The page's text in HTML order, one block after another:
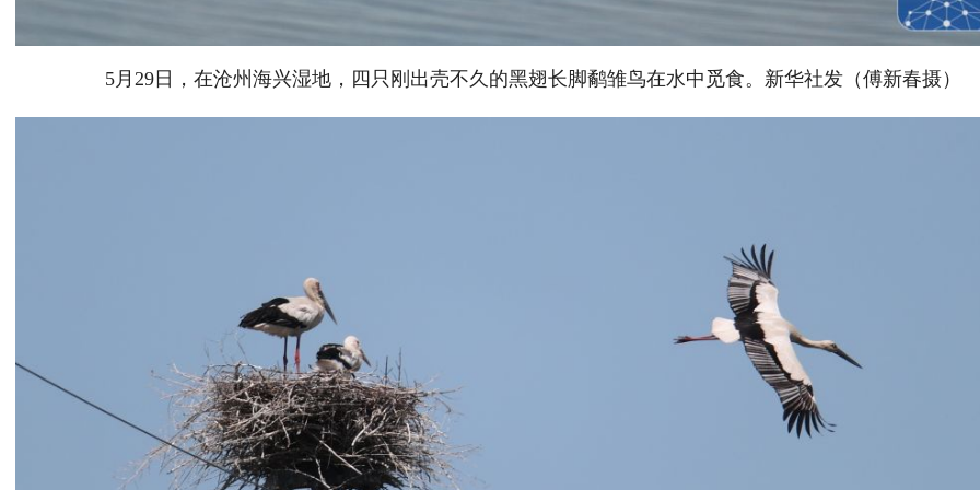
5月29日，在沧州海兴湿地，四只刚出壳不久的黑翅长脚鹬雏鸟在水中觅食。新华社发（傅新春摄）